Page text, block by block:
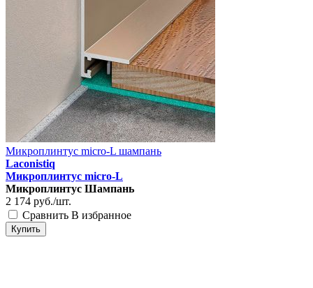
Микроплинтус micro-L шампань
Laconistiq
Микроплинтус micro-L
Микроплинтус Шампань
2 174 руб./шт.
Сравнить В избранное
Купить